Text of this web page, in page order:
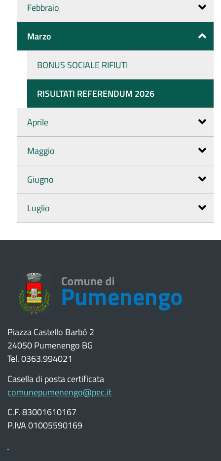
Febbraio
Marzo
BONUS SOCIALE RIFIUTI
RISULTATI REFERENDUM 2026
Aprile
Maggio
Giugno
Luglio
Piazza Castello Barbò 2
24050 Pumenengo BG
Tel. 0363.994021
Casella di posta certificata
comunepumenengo@pec.it
C.F. 83001610167
P.IVA 01005590169